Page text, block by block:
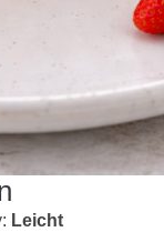
Leicht